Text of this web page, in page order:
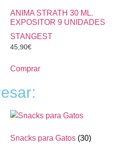
ANIMA STRATH 30 ML.
EXPOSITOR 9 UNIDADES
STANGEST
45,90€
Comprar
Snacks para Gatos (30)